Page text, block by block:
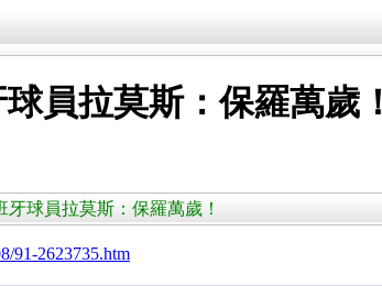
員拉莫斯：保羅萬歲！
球員拉莫斯：保羅萬歲！
91-2623735.htm